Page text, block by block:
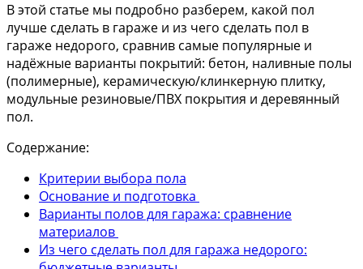
В этой статье мы подробно разберем, какой пол
лучше сделать в гараже и из чего сделать пол в
гараже недорого, сравнив самые популярные и
надёжные варианты покрытий: бетон, наливные полы
(полимерные), керамическую/клинкерную плитку,
модульные резиновые/ПВХ покрытия и деревянный
пол.
Содержание:
Критерии выбора пола
Основание и подготовка
Варианты полов для гаража: сравнение
материалов
Из чего сделать пол для гаража недорого: